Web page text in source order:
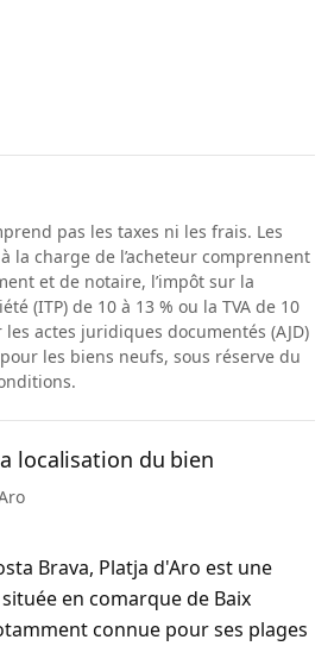
pas les taxes ni les frais. Les
la charge de l’acheteur comprennent
et de notaire, l’impôt sur la
(ITP) de 10 à 13 % ou la TVA de 10
actes juridiques documentés (AJD)
les biens neufs, sous réserve du
localisation du bien
Brava, Platja d'Aro est une
en comarque de Baix
connue pour ses plages